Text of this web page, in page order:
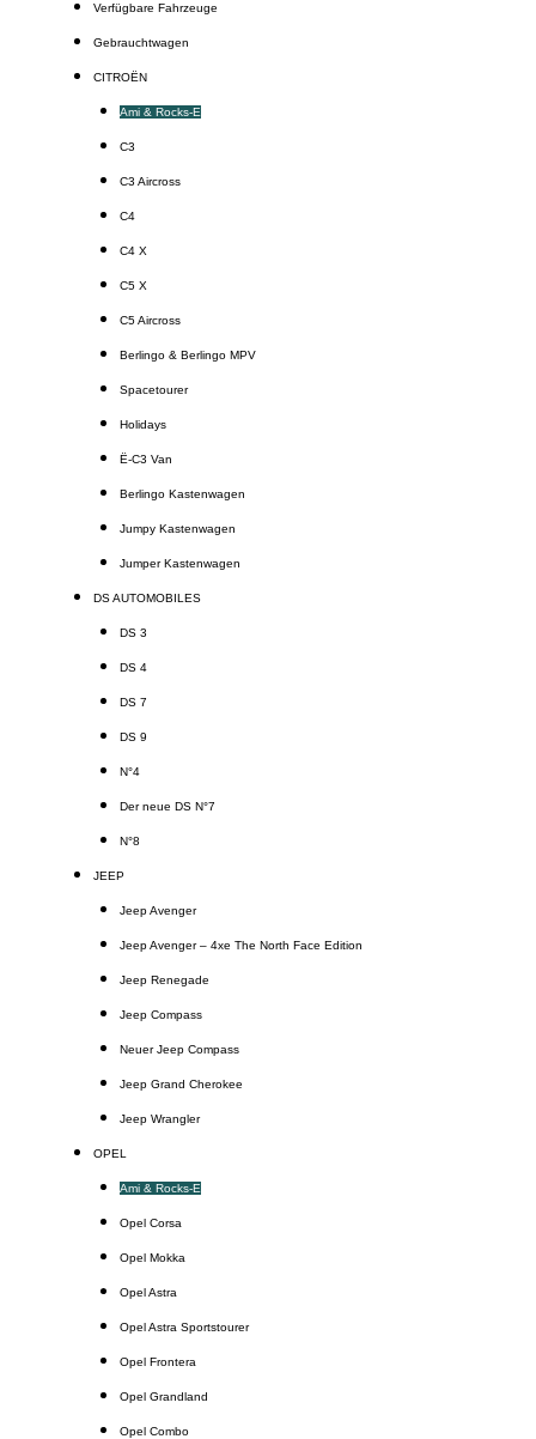
Verfügbare Fahrzeuge
Gebrauchtwagen
CITROËN
Ami & Rocks-E
C3
C3 Aircross
C4
C4 X
C5 X
C5 Aircross
Berlingo & Berlingo MPV
Spacetourer
Holidays
Ë-C3 Van
Berlingo Kastenwagen
Jumpy Kastenwagen
Jumper Kastenwagen
DS AUTOMOBILES
DS 3
DS 4
DS 7
DS 9
N°4
Der neue DS N°7
N°8
JEEP
Jeep Avenger
Jeep Avenger – 4xe The North Face Edition
Jeep Renegade
Jeep Compass
Neuer Jeep Compass
Jeep Grand Cherokee
Jeep Wrangler
OPEL
Ami & Rocks-E
Opel Corsa
Opel Mokka
Opel Astra
Opel Astra Sportstourer
Opel Frontera
Opel Grandland
Opel Combo